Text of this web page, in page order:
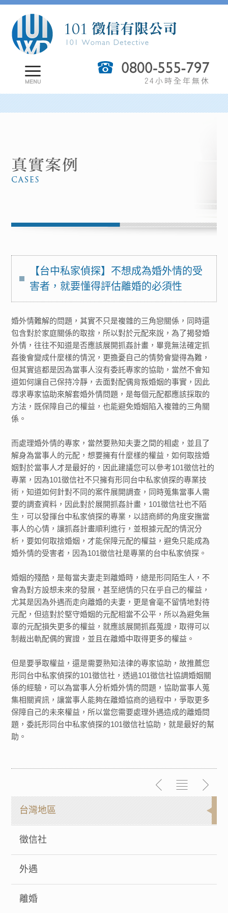
台灣地區
徵信社
外遇
離婚
【台中私家偵探】不想成為婚外情的受
害者，就要懂得評估離婚的必須性
婚外情難解的問題，其實不只是複雜的三角戀關係，同時還
包含對於家庭關係的取捨，所以對於元配來說，為了揭發婚
外情，往往不知道是否應該展開抓姦計畫，畢竟無法確定抓
姦後會變成什麼樣的情況，更擔憂自己的情勢會變得為難，
但其實這都是因為當事人沒有委託專家的協助，當然不會知
道如何讓自己保持冷靜，去面對配偶背叛婚姻的事實，因此
尋求專家協助來解套婚外情問題，是每個元配都應該採取的
方法，既保障自己的權益，也能避免婚姻陷入複雜的三角關
係。
而處理婚外情的專家，當然要熟知夫妻之間的相處，並且了
解身為當事人的元配，想要擁有什麼樣的權益，如何取捨婚
姻對於當事人才是最好的，因此建議您可以參考101徵信社的
專業，因為101徵信社不只擁有形同台中私家偵探的專業技
術，知道如何針對不同的案件展開調查，同時蒐集當事人需
要的調查資料，因此對於展開抓姦計畫，101徵信社也不陌
生，可以發揮台中私家偵探的專業，以諮商師的角度安撫當
事人的心情，讓抓姦計畫順利進行，並根據元配的情況分
析，要如何取捨婚姻，才能保障元配的權益，避免只能成為
婚外情的受害者，因為101徵信社是專業的台中私家偵探。
婚姻的殘酷，是每當夫妻走到離婚時，總是形同陌生人，不
會為對方設想未來的發展，甚至絕情的只在乎自己的權益，
尤其是因為外遇而走向離婚的夫妻，更是會毫不留情地對待
元配，但這對於堅守婚姻的元配相當不公平，所以為避免無
辜的元配損失更多的權益，就應該展開抓姦蒐證，取得可以
制裁出軌配偶的實證，並且在離婚中取得更多的權益。
但是要爭取權益，還是需要熟知法律的專家協助，故推薦您
形同台中私家偵探的101徵信社，透過101徵信社協調婚姻關
係的經驗，可以為當事人分析婚外情的問題，協助當事人蒐
集相關資訊，讓當事人能夠在離婚協商的過程中，爭取更多
保障自己的未來權益，所以當您需要處理外遇造成的離婚問
題，委託形同台中私家偵探的101徵信社協助，就是最好的幫
助。